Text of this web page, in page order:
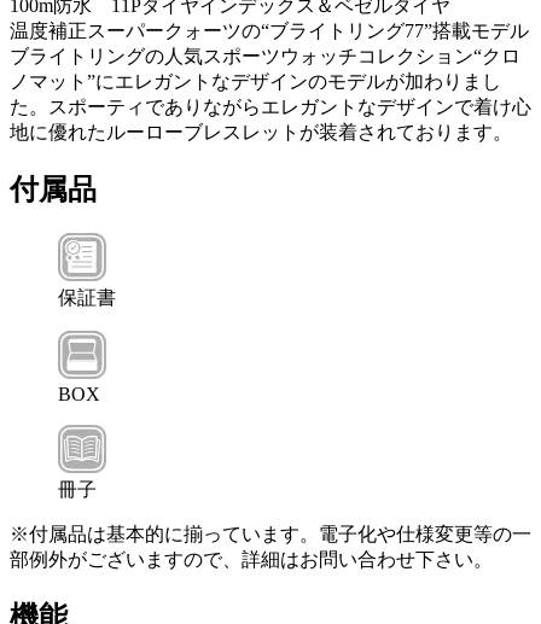
100m防水 11Pダイヤインデックス＆ベゼルダイヤ
温度補正スーパークォーツの“ブライトリング77”搭載モデル
ブライトリングの人気スポーツウォッチコレクション“クロ
ノマット”にエレガントなデザインのモデルが加わりまし
た。スポーティでありながらエレガントなデザインで着け心
地に優れたルーローブレスレットが装着されております。
付属品
保証書
BOX
冊子
※付属品は基本的に揃っています。電子化や仕様変更等の一
部例外がございますので、詳細はお問い合わせ下さい。
機能